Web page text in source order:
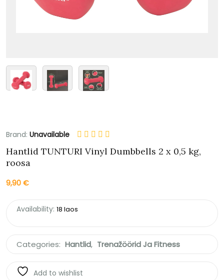
Brand: Unavailable
Hantlid TUNTURI Vinyl Dumbbells 2 x 0,5 kg,
roosa
9,90 €
Availability: 18 laos
Categories: Hantlid, Trenažöörid Ja Fitness
Add to wishlist